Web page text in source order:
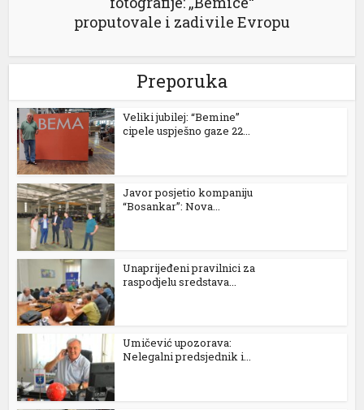
proputovale i zadivile Evropu
Preporuka
Veliki jubilej: “Bemine”
cipele uspješno gaze 22...
Javor posjetio kompaniju
“Bosankar”: Nova...
Unaprijeđeni pravilnici za
raspodjelu sredstava...
Umičević upozorava:
Nelegalni predsjednik i...